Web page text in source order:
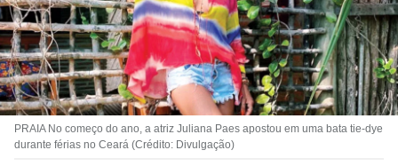
PRAIA No começo do ano, a atriz Juliana Paes apostou em uma bata tie-dye
durante férias no Ceará (Crédito: Divulgação)